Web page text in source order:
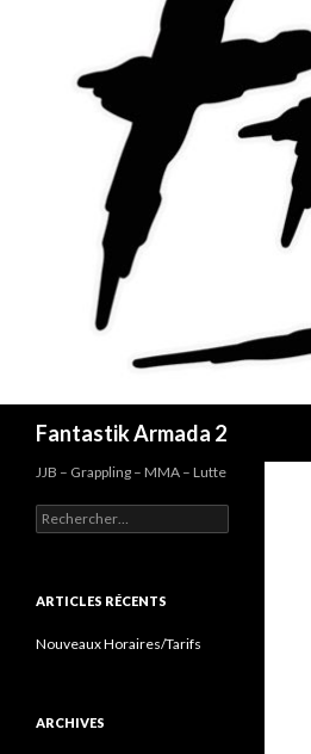
Fantastik Armada 2
JJB – Grappling – MMA – Lutte
Rechercher :
ARTICLES RÉCENTS
Nouveaux Horaires/Tarifs
ARCHIVES